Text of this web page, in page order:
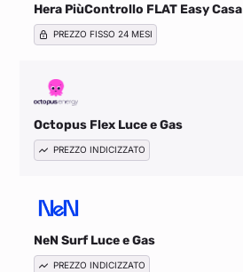
Hera PiùControllo FLAT Easy Casa
PREZZO FISSO 24 MESI
Octopus Flex Luce e Gas
PREZZO INDICIZZATO
NeN Surf Luce e Gas
PREZZO INDICIZZATO